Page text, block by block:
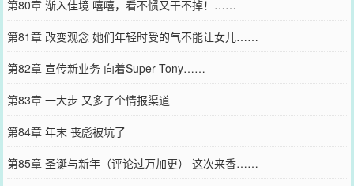
第80章 渐入佳境 嘻嘻，看不惯又干不掉！……
第81章 改变观念 她们年轻时受的气不能让女儿……
第82章 宣传新业务 向着Super Tony……
第83章 一大步 又多了个情报渠道
第84章 年末 丧彪被坑了
第85章 圣诞与新年（评论过万加更） 这次来香……